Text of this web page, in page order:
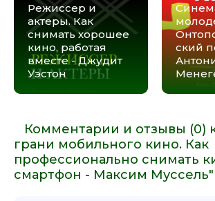
Режиссер и
актеры. Как
снимать хорошее
кино, работая
вместе - Джудит
Уэстон
ский
Комментарии и отзывы (0)
грани мобильного кино. Как
профессионально снимать
смартфон - Максим Муссель"